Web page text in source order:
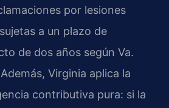
por lesiones
a un plazo de
de dos años según Va.
Virginia aplica la
contributiva pura: si la